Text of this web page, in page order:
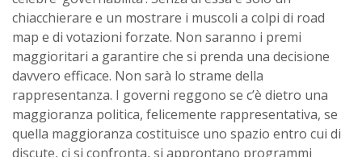
chiacchierare e un mostrare i muscoli a colpi di road
map e di votazioni forzate. Non saranno i premi
maggioritari a garantire che si prenda una decisione
davvero efficace. Non sarà lo strame della
rappresentanza. I governi reggono se c’è dietro una
maggioranza politica, felicemente rappresentativa, se
quella maggioranza costituisce uno spazio entro cui di
discute, ci si confronta, si approntano programmi